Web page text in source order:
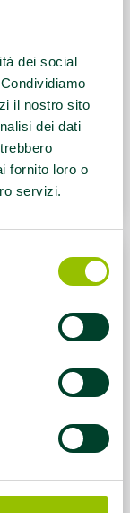
dei social
il nostro sito
dei dati
fornito loro o
servizi.
a
sport e
del